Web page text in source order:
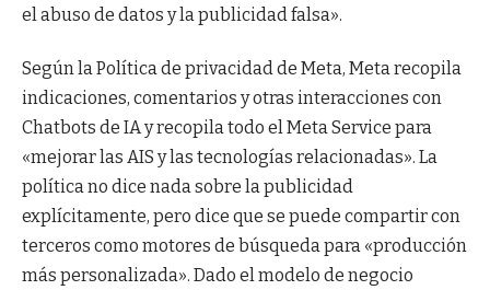
el abuso de datos y la publicidad falsa».
Según la Política de privacidad de Meta, Meta recopila
indicaciones, comentarios y otras interacciones con
Chatbots de IA y recopila todo el Meta Service para
«mejorar las AIS y las tecnologías relacionadas». La
política no dice nada sobre la publicidad
explícitamente, pero dice que se puede compartir con
terceros como motores de búsqueda para «producción
más personalizada». Dado el modelo de negocio